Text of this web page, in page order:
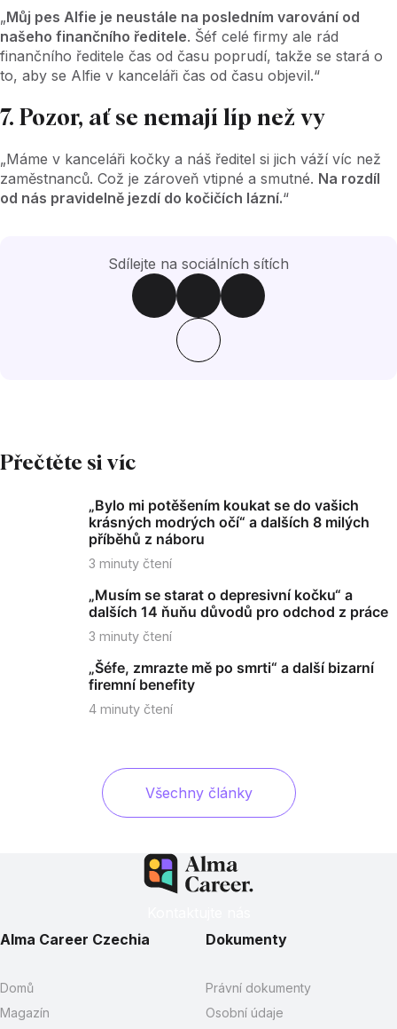
„Můj pes Alfie je neustále na posledním varování od
našeho finančního ředitele. Šéf celé firmy ale rád
finančního ředitele čas od času poprudí, takže se stará o
to, aby se Alfie v kanceláři čas od času objevil.“
7. Pozor, ať se nemají líp než vy
„Máme v kanceláři kočky a náš ředitel si jich váží víc než
zaměstnanců. Což je zároveň vtipné a smutné. Na rozdíl
od nás pravidelně jezdí do kočičích lázní.“
Sdílejte na sociálních sítích
Přečtěte si víc
„Bylo mi potěšením koukat se do vašich
krásných modrých očí“ a dalších 8 milých
příběhů z náboru
3 minuty čtení
„Musím se starat o depresivní kočku“ a
dalších 14 ňuňu důvodů pro odchod z práce
3 minuty čtení
„Šéfe, zmrazte mě po smrti“ a další bizarní
firemní benefity
4 minuty čtení
Všechny články
Alma Career Czechia
Domů
Magazín
Dokumenty
Právní dokumenty
Osobní údaje